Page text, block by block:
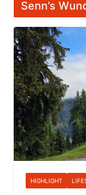
Senn’s
HIGHLIGHT